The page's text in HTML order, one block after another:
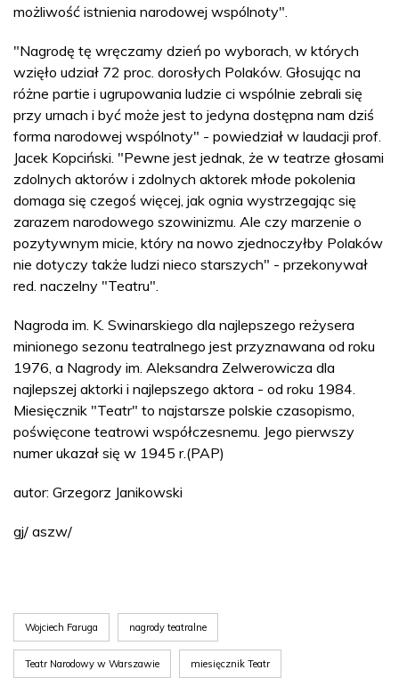
możliwość istnienia narodowej wspólnoty".
"Nagrodę tę wręczamy dzień po wyborach, w których
wzięło udział 72 proc. dorosłych Polaków. Głosując na
różne partie i ugrupowania ludzie ci wspólnie zebrali się
przy urnach i być może jest to jedyna dostępna nam dziś
forma narodowej wspólnoty" - powiedział w laudacji prof.
Jacek Kopciński. "Pewne jest jednak, że w teatrze głosami
zdolnych aktorów i zdolnych aktorek młode pokolenia
domaga się czegoś więcej, jak ognia wystrzegając się
zarazem narodowego szowinizmu. Ale czy marzenie o
pozytywnym micie, który na nowo zjednoczyłby Polaków
nie dotyczy także ludzi nieco starszych" - przekonywał
red. naczelny "Teatru".
Nagroda im. K. Swinarskiego dla najlepszego reżysera
minionego sezonu teatralnego jest przyznawana od roku
1976, a Nagrody im. Aleksandra Zelwerowicza dla
najlepszej aktorki i najlepszego aktora - od roku 1984.
Miesięcznik "Teatr" to najstarsze polskie czasopismo,
poświęcone teatrowi współczesnemu. Jego pierwszy
numer ukazał się w 1945 r.(PAP)
autor: Grzegorz Janikowski
gj/ aszw/
Wojciech Faruga nagrody teatralne
Teatr Narodowy w Warszawie miesięcznik Teatr